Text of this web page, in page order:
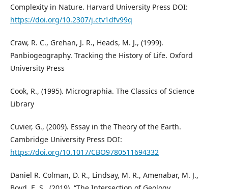
Complexity in Nature. Harvard University Press DOI:
https://doi.org/10.2307/j.ctv1dfv99q
Craw, R. C., Grehan, J. R., Heads, M. J., (1999).
Panbiogeography. Tracking the History of Life. Oxford
University Press
Cook, R., (1995). Micrographia. The Classics of Science
Library
Cuvier, G., (2009). Essay in the Theory of the Earth.
Cambridge University Press DOI:
https://doi.org/10.1017/CBO9780511694332
Daniel R. Colman, D. R., Lindsay, M. R., Amenabar, M. J.,